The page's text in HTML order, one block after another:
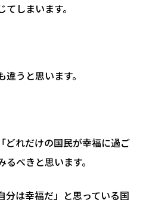
しまいます。
うと思います。
どれだけの国民が幸福に過ご
べきと思います。
分は幸福だ」と思っている国